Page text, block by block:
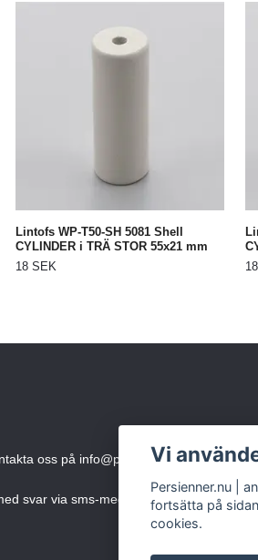
Lintofs WP-T50-SH 5081 Shell
CYLINDER i TRÄ STOR 55x21 mm
18 SEK
oss på info@persienner.nueller
svar via sms-meddelande)
Vi
Persienner.nu |
fortsätta på
cookies.